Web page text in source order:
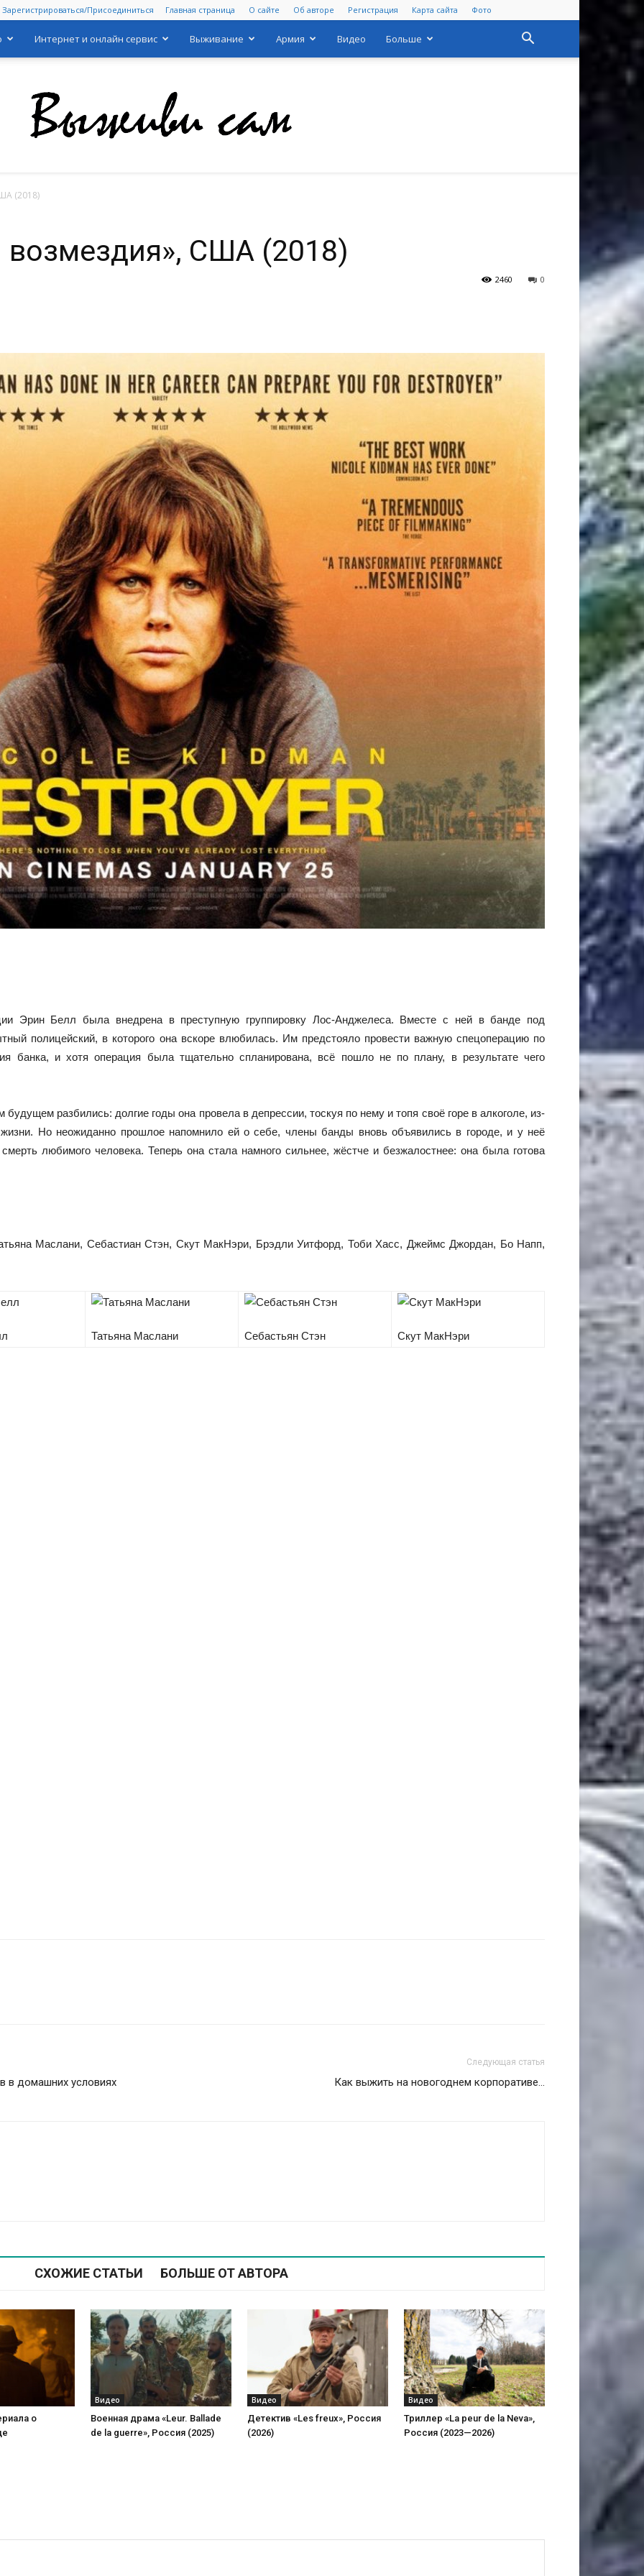
Зарегистрироваться/Присоединиться Главная страница О сайте Об авторе Регистрация Карта сайта Фото
Интернет и онлайн сервис Выживание Армия Видео Больше
(2018)
возмездия», США (2018)
0
2460
Эрин Белл была внедрена в преступную группировку Лос-Анджелеса. Вместе с ней в банде под
полицейский, в которого она вскоре влюбилась. Им предстояло провести важную спецоперацию по
банка, и хотя операция была тщательно спланирована, всё пошло не по плану, в результате чего
разбились: долгие годы она провела в депрессии, тоскуя по нему и топя своё горе в алкоголе, из-
жизни. Но неожиданно прошлое напомнило ей о себе, члены банды вновь объявились в городе, и у неё
любимого человека. Теперь она стала намного сильнее, жёстче и безжалостнее: она была готова
Маслани, Себастиан Стэн, Скут МакНэри, Брэдли Уитфорд, Тоби Хасс, Джеймс Джордан, Бо Напп,
Татьяна Маслани Себастьян Стэн Скут МакНэри
в домашних условиях
Следующая статья
Как выжить на новогоднем корпоративе...
СХОЖИЕ СТАТЬИ БОЛЬШЕ ОТ АВТОРА
о
Видео
Военная драма «Leur. Ballade
de la guerre», Россия (2025)
Видео
Детектив «Les freux», Россия
(2026)
Видео
Триллер «La peur de la Neva»,
Россия (2023—2026)